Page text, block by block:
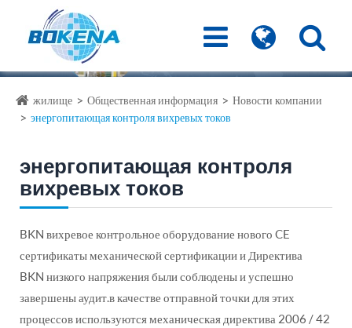
жилище Общественная информация
Новости компании
энергопитающая контроля вихревых токов
энергопитающая контроля
вихревых токов
BKN вихревое контрольное оборудование нового CE
сертификаты механической сертификации и Директива
BKN низкого напряжения были соблюдены и успешно
завершены аудит.в качестве отправной точки для этих
процессов используются механическая директива 2006 / 42